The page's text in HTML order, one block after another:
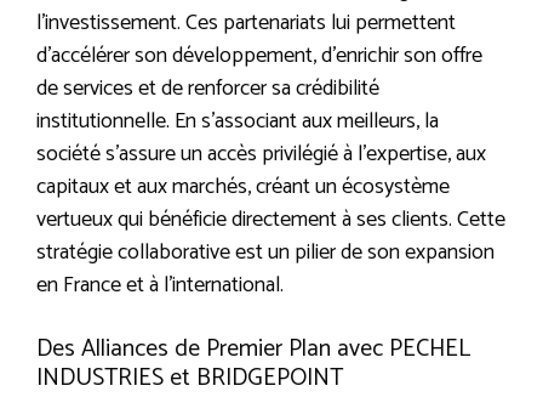
l’investissement. Ces partenariats lui permettent
d’accélérer son développement, d’enrichir son offre
de services et de renforcer sa crédibilité
institutionnelle. En s’associant aux meilleurs, la
société s’assure un accès privilégié à l’expertise, aux
capitaux et aux marchés, créant un écosystème
vertueux qui bénéficie directement à ses clients. Cette
stratégie collaborative est un pilier de son expansion
en France et à l’international.
Des Alliances de Premier Plan avec PECHEL
INDUSTRIES et BRIDGEPOINT